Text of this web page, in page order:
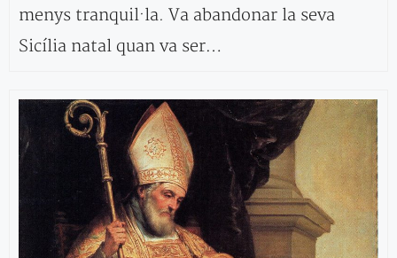
menys tranquil·la. Va abandonar la seva
Sicília natal quan va ser…